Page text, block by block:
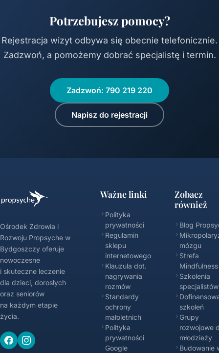
Potrzebujesz pomocy?
Rejestracja wizyt odbywa się obecnie telefonicznie.
Zadzwoń, a pomożemy dobrać specjalistę i termin.
Zadzwoń: 790 219 220
Napisz do rejestracji
Ośrodek Zdrowia i
Rozwoju Propsyche w
Bydgoszczy oferuje
nowoczesne
i skuteczne leczenie
dla dzieci, dorosłych
oraz seniorów
na każdym etapie
życia.
Ważne linki
Polityka
prywatności
Regulamin
sklepu
internetowego
Klauzula dot.
nagrywania
rozmów
Standardy
ochrony
małoletnich
Polityka
prywatności
Google
Zobacz
również
Blog
mózgu
Strefa
Mindfulness
Szkolenia
specjalistów
szkoleń
Grupy
rozwojowe
młodzieży
Budowanie